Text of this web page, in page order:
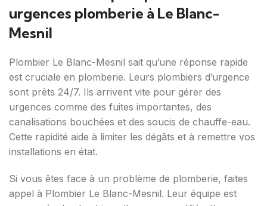
urgences plomberie à Le Blanc-
Mesnil
Plombier Le Blanc-Mesnil sait qu’une réponse rapide
est cruciale en plomberie. Leurs plombiers d’urgence
sont prêts 24/7. Ils arrivent vite pour gérer des
urgences comme des fuites importantes, des
canalisations bouchées et des soucis de chauffe-eau.
Cette rapidité aide à limiter les dégâts et à remettre vos
installations en état.
Si vous êtes face à un problème de plomberie, faites
appel à Plombier Le Blanc-Mesnil. Leur équipe est